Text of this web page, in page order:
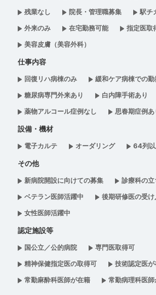
残業なし
院長・管理職募集 駅チ
外来のみ
在宅勤務可能 指定医取
美容皮膚（美容外科）
仕事内容
回復リハ病棟のみ 緩和ケア病棟での勤
糖尿病専門外来あり
白内障手術あり
薬物アルコール症例なし
思春期症例あ
設備・機材
電子カルテ オーダリング 64列
その他
新病院開設に向けての募集
診療科の
ベテラン医師活躍中
後期研修医の受
女性医師活躍中
認定施設等
国公立／公的病院
専門医取得可
精神保健指定医の取得可
技術認定医が
常勤麻酔科医師が在籍
常勤病理科医